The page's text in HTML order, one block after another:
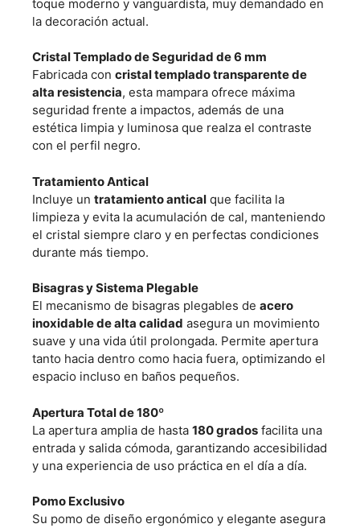
toque moderno y vanguardista, muy demandado en
la decoración actual.
Cristal Templado de Seguridad de 6 mm
Fabricada con cristal templado transparente de
alta resistencia, esta mampara ofrece máxima
seguridad frente a impactos, además de una
estética limpia y luminosa que realza el contraste
con el perfil negro.
Tratamiento Antical
Incluye un tratamiento antical que facilita la
limpieza y evita la acumulación de cal, manteniendo
el cristal siempre claro y en perfectas condiciones
durante más tiempo.
Bisagras y Sistema Plegable
El mecanismo de bisagras plegables de acero
inoxidable de alta calidad asegura un movimiento
suave y una vida útil prolongada. Permite apertura
tanto hacia dentro como hacia fuera, optimizando el
espacio incluso en baños pequeños.
Apertura Total de 180º
La apertura amplia de hasta 180 grados facilita una
entrada y salida cómoda, garantizando accesibilidad
y una experiencia de uso práctica en el día a día.
Pomo Exclusivo
Su pomo de diseño ergonómico y elegante asegura